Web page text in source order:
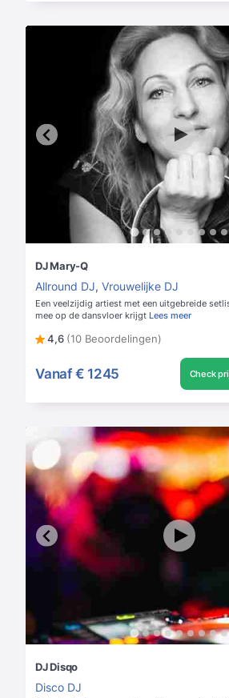
DJ Mary-Q
Allround DJ, Vrouwelijke DJ
Een veelzijdig artiest met een uitgebreide
mee op de dansvloer krijgt Lees meer
4,6 (10 Beoordelingen)
Vanaf € 1245 Check
DJ Disqo
Disco DJ